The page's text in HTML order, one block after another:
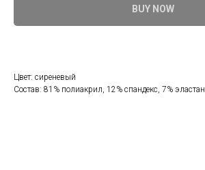
BUY NOW
Цвет: сиреневый
Состав: 81% полиакрил, 12% спандекс, 7% эластан